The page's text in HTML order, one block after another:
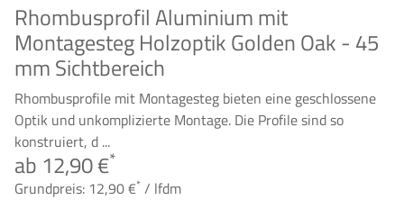
Rhombusprofil Aluminium mit
Montagesteg Holzoptik Golden Oak - 45
mm Sichtbereich
Rhombusprofile mit Montagesteg bieten eine geschlossene
Optik und unkomplizierte Montage. Die Profile sind so
konstruiert, d ...
ab 12,90 €*
Grundpreis: 12,90 €* / lfdm